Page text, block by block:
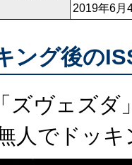
2019年6月
ング後の
ズヴェズダ
人でドッ